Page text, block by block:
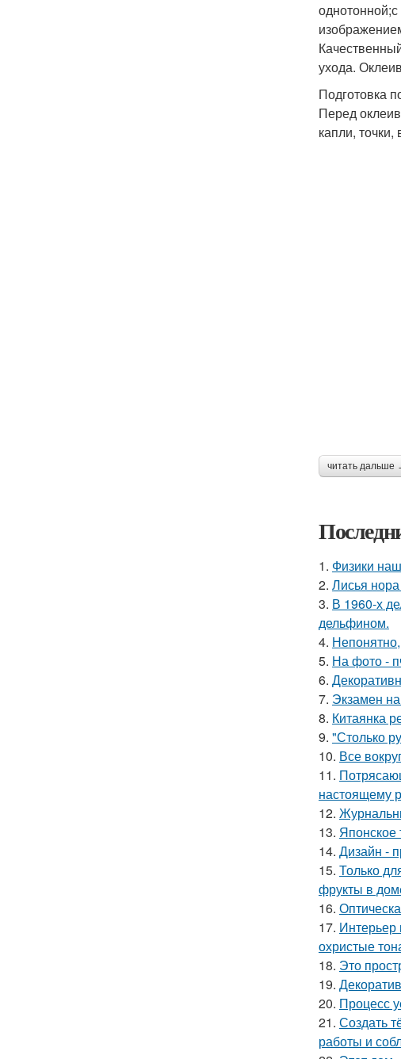
ухода.
Подготовка
Перед
капли,
читать дальше
1. Физики
2. Лисья
3. В 1960-х
дельфином.
4.
5. На фото -
6.
7. Экзамен
8. Китаянка
9. "Столько
10. Все
11.
настоящему
12.
13. Японское
14. Дизайн -
15. Только
фрукты в
16.
17. Интерьер
охристые
18. Это
19.
20. Процесс
21. Создать
работы и